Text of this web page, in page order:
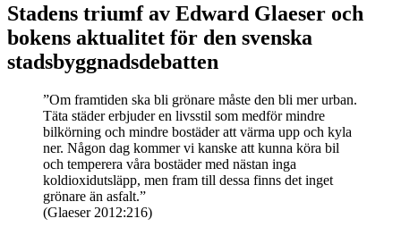
Stadens triumf av Edward Glaeser och
bokens aktualitet för den svenska
stadsbyggnadsdebatten
”Om framtiden ska bli grönare måste den bli mer urban.
Täta städer erbjuder en livsstil som medför mindre
bilkörning och mindre bostäder att värma upp och kyla
ner. Någon dag kommer vi kanske att kunna köra bil
och temperera våra bostäder med nästan inga
koldioxidutsläpp, men fram till dessa finns det inget
grönare än asfalt.”
(Glaeser 2012:216)